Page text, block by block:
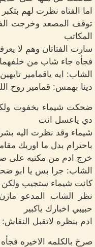
اما الفتاه نظرت لهم بتكبر
توقف المصعد وخرجت
المكاتب
سارت الفتاتان وهم لا
فجأه جاء شاب من خلفهما
الشاب: ايه ياقمامير
دينا بهمس: قمامير روح
ضحكت شيماء بخفوت
دي ياعسل انت
شيماء وقد نظرت اليه
باحترام بدل ما اوريك
خرج ادم من مكتبه على
الشاب: جرا بس يا ابو
كانت شيماء ستجيب ولكن
نظر الشاب المدعو
حبيبي اخبارك ياكبير
ادم بنظره لاتقبل
صرخ بالكلمه الاخيره